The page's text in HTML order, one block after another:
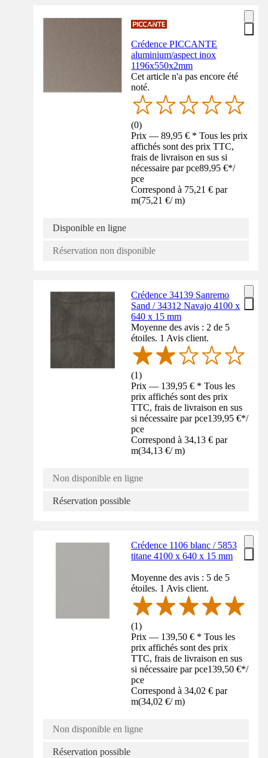
Crédence PICCANTE
aluminium/aspect inox
1196x550x2mm
Cet article n'a pas encore été
noté.
(0)
Prix — 89,95 € * Tous les prix
affichés sont des prix TTC,
frais de livraison en sus si
nécessaire par pce89,95 €*/
pce
Correspond à 75,21 € par
m(75,21 €/ m)
Disponible en ligne
Réservation non disponible
Crédence 34139 Sanremo
Sand / 34312 Navajo 4100 x
640 x 15 mm
Moyenne des avis : 2 de 5
étoiles. 1 Avis client.
(1)
Prix — 139,95 € * Tous les
prix affichés sont des prix
TTC, frais de livraison en sus
si nécessaire par pce139,95 €*/
pce
Correspond à 34,13 € par
m(34,13 €/ m)
Non disponible en ligne
Réservation possible
Crédence 1106 blanc / 5853
titane 4100 x 640 x 15 mm
Moyenne des avis : 5 de 5
étoiles. 1 Avis client.
(1)
Prix — 139,50 € * Tous les
prix affichés sont des prix
TTC, frais de livraison en sus
si nécessaire par pce139,50 €*/
pce
Correspond à 34,02 € par
m(34,02 €/ m)
Non disponible en ligne
Réservation possible